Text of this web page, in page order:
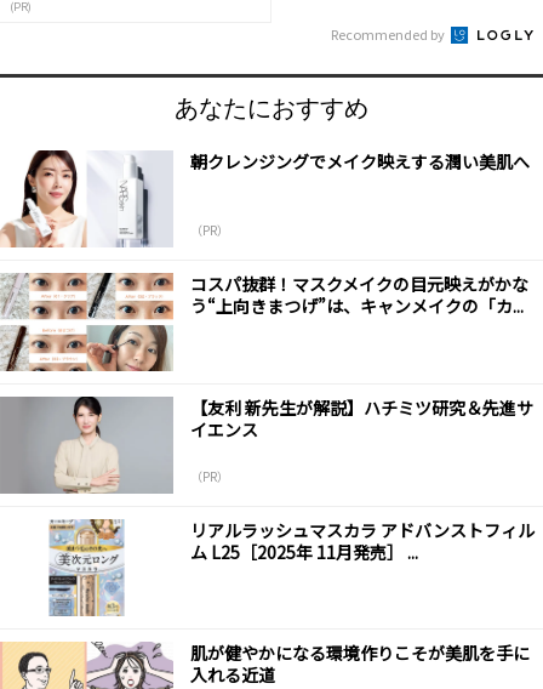
(PR)
Recommended by
あなたにおすすめ
朝クレンジングでメイク映えする潤い美肌へ
（PR）
コスパ抜群！マスクメイクの目元映えがかな
う“上向きまつげ”は、キャンメイクの「カ...
【友利 新先生が解説】ハチミツ研究＆先進サ
イエンス
（PR）
リアルラッシュマスカラ アドバンストフィル
ム L25［2025年 11月発売］ ...
肌が健やかになる環境作りこそが美肌を手に
入れる近道